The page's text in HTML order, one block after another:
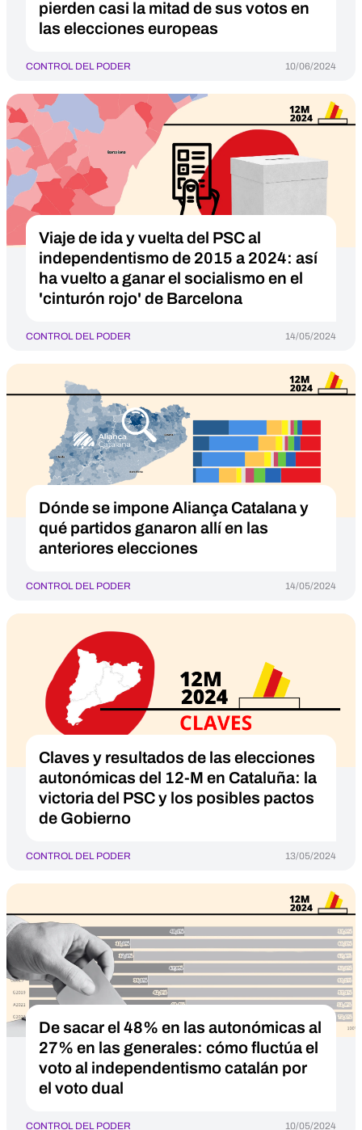
pierden casi la mitad de sus votos en
las elecciones europeas
CONTROL DEL PODER 10/06/2024
Viaje de ida y vuelta del PSC al
independentismo de 2015 a 2024: así
ha vuelto a ganar el socialismo en el
'cinturón rojo' de Barcelona
CONTROL DEL PODER 14/05/2024
Dónde se impone Aliança Catalana y
qué partidos ganaron allí en las
anteriores elecciones
CONTROL DEL PODER 14/05/2024
Claves y resultados de las elecciones
autonómicas del 12-M en Cataluña: la
victoria del PSC y los posibles pactos
de Gobierno
CONTROL DEL PODER 13/05/2024
De sacar el 48% en las autonómicas al
27% en las generales: cómo fluctúa el
voto al independentismo catalán por
el voto dual
CONTROL DEL PODER 10/05/2024